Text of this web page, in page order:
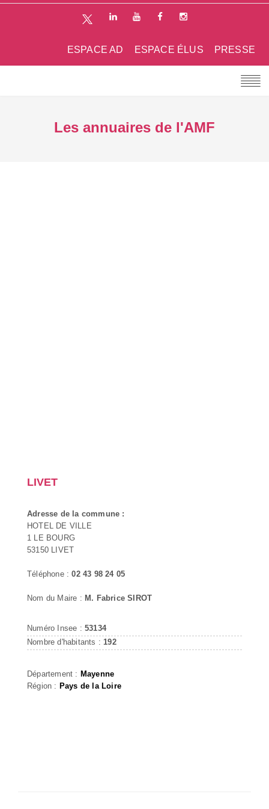
PRESSE
ESPACE ÉLUS
ESPACE AD
Les annuaires de l'AMF
LIVET
Adresse de la commune :
HOTEL DE VILLE
1 LE BOURG
53150 LIVET
Téléphone :02 43 98 24 05
Nom du Maire : M. Fabrice SIROT
Numéro Insee : 53134
Nombre d'habitants : 192
Département : Mayenne
Région : Pays de la Loire